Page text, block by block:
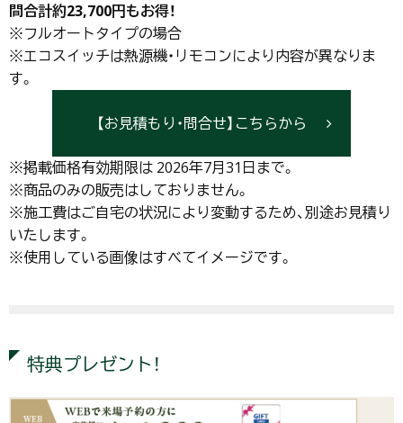
間合計約23,700円もお得！
※フルオートタイプの場合
※エコスイッチは熱源機・リモコンにより内容が異なりま
す。
【お見積もり・問合せ】こちらから
※掲載価格有効期限は 2026年7月31日まで。
※商品のみの販売はしておりません。
※施工費はご自宅の状況により変動するため、別途お見積り
いたします。
※使用している画像はすべてイメージです。
特典プレゼント！